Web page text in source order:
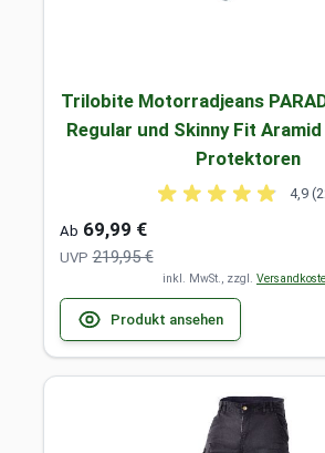
Trilobite Motorradjeans
Regular und Skinny Fit
Protektoren
4,9
Ab 69,99 €
UVP 219,95 €
inkl. MwSt., zzgl.
Produkt ansehen